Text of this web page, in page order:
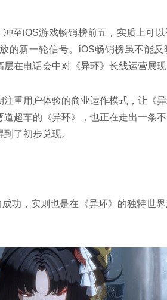
冲至iOS游戏畅销榜前五，实质上可
的新一轮信号。iOS畅销榜虽不能反
在电话会中对《异环》长线运营展现
重用户体验的商业运作模式，让《
超车的《异环》，也正在走出一条
了初步兑现。
功，实则也是在《异环》的独特世